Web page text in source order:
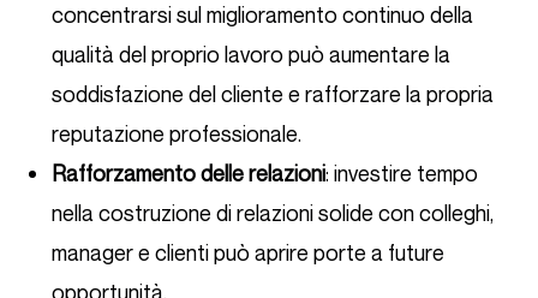
concentrarsi sul miglioramento continuo della
qualità del proprio lavoro può aumentare la
soddisfazione del cliente e rafforzare la propria
reputazione professionale.
Rafforzamento delle relazioni: investire tempo
nella costruzione di relazioni solide con colleghi,
manager e clienti può aprire porte a future
opportunità.